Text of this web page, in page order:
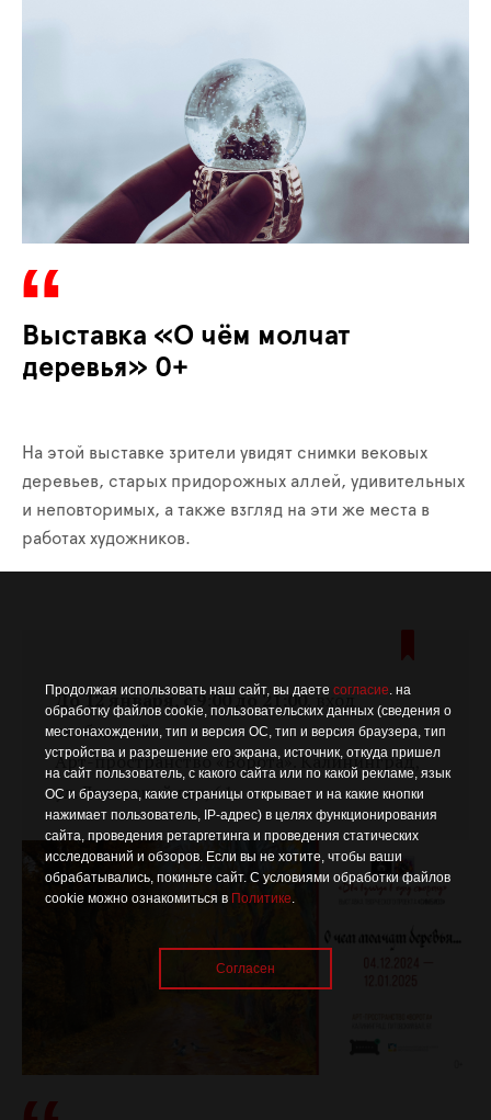
Продолжая использовать наш сайт, вы даете согласие. на
обработку файлов cookie, пользовательских данных (сведения о
местонахождении, тип и версия ОС, тип и версия браузера, тип
устройства и разрешение его экрана, источник, откуда пришел
на сайт пользователь, с какого сайта или по какой рекламе, язык
ОС и браузера, какие страницы открывает и на какие кнопки
нажимает пользователь, IP-адрес) в целях функционирования
сайта, проведения ретаргетинга и проведения статических
исследований и обзоров. Если вы не хотите, чтобы ваши
обрабатывались, покиньте сайт. С условиями обработки файлов
cookie можно ознакомиться в Политике.
Согласен
Выставка «О чём молчат
деревья» 0+
На этой выставке зрители увидят снимки вековых
деревьев, старых придорожных аллей, удивительных
и неповторимых, а также взгляд на эти же места в
работах художников.
До 12 января, с 9:00 до 21:00, вход
свободный
Арт-пространство «Ворота». Калининград,
ул. Литовский вал, 61